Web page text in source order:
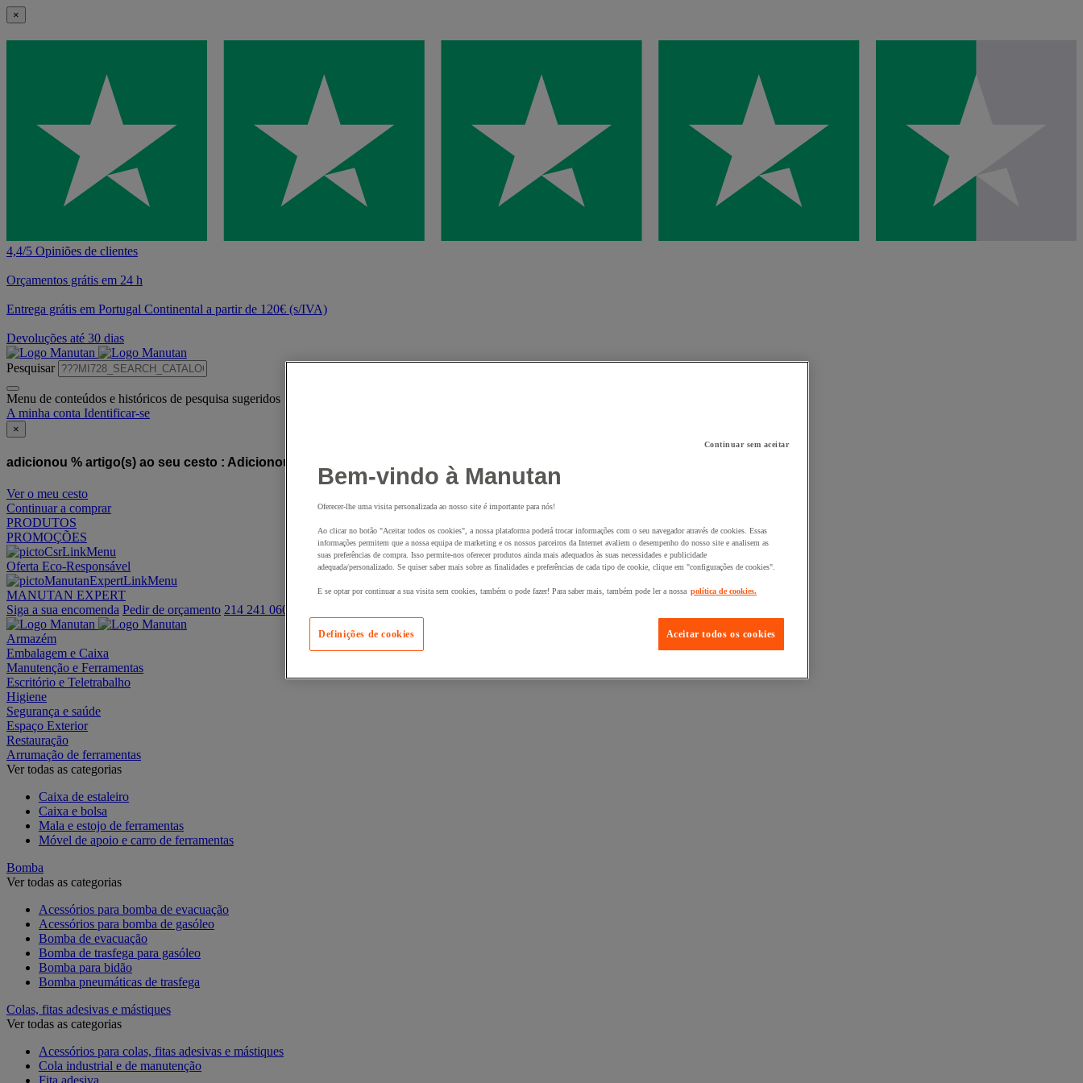
×
4,4/5 Opiniões de clientes
Orçamentos grátis em 24 h
Entrega grátis em Portugal Continental a partir de 120€ (s/IVA)
Devoluções até 30 dias
Pesquisar
Menu de conteúdos e históricos de pesquisa sugeridos
A minha conta Identificar-se
×
adicionou % artigo(s) ao seu cesto : Adicionou este artigo ao seu cesto :
Ver o meu cesto
Continuar a comprar
PRODUTOS
PROMOÇÕES
Oferta Eco-Responsável
MANUTAN EXPERT
Siga a sua encomenda Pedir de orçamento 214 241 060
Armazém
Embalagem e Caixa
Manutenção e Ferramentas
Escritório e Teletrabalho
Higiene
Segurança e saúde
Espaço Exterior
Restauração
Arrumação de ferramentas
Ver todas as categorias
Caixa de estaleiro
Caixa e bolsa
Mala e estojo de ferramentas
Móvel de apoio e carro de ferramentas
Bomba
Ver todas as categorias
Acessórios para bomba de evacuação
Acessórios para bomba de gasóleo
Bomba de evacuação
Bomba de trasfega para gasóleo
Bomba para bidão
Bomba pneumáticas de trasfega
Colas, fitas adesivas e mástiques
Ver todas as categorias
Acessórios para colas, fitas adesivas e mástiques
Cola industrial e de manutenção
Fita adesiva
Continuar sem aceitar
Bem-vindo à Manutan
Oferecer-lhe uma visita personalizada ao nosso site é importante para nós!
Ao clicar no botão "Aceitar todos os cookies", a nossa plataforma poderá trocar informações com o seu navegador através de cookies. Essas
informações permitem que a nossa equipa de marketing e os nossos parceiros da Internet avaliem o desempenho do nosso site e analisem as
suas preferências de compra. Isso permite-nos oferecer produtos ainda mais adequados às suas necessidades e publicidade
adequada/personalizado. Se quiser saber mais sobre as finalidades e preferências de cada tipo de cookie, clique em "configurações de cookies".
E se optar por continuar a sua visita sem cookies, também o pode fazer! Para saber mais, também pode ler a nossa política de cookies.
Aceitar todos os cookies
Definições de cookies